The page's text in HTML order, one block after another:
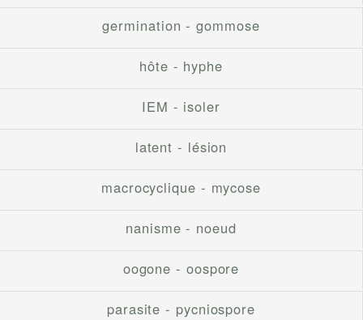
germination - gommose
hôte - hyphe
IEM - isoler
latent - lésion
macrocyclique - mycose
nanisme - noeud
oogone - oospore
parasite - pycniospore